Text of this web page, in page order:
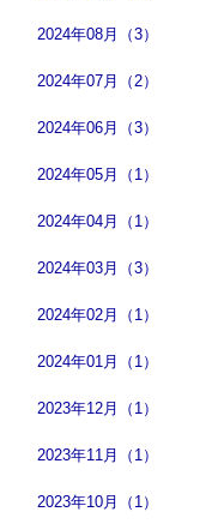
2024年08月（3）
2024年07月（2）
2024年06月（3）
2024年05月（1）
2024年04月（1）
2024年03月（3）
2024年02月（1）
2024年01月（1）
2023年12月（1）
2023年11月（1）
2023年10月（1）